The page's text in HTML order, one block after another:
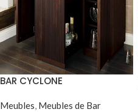
BAR CYCLONE
Meubles, Meubles de Bar